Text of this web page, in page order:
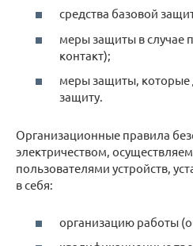
средства базовой
меры защиты в случае
контакт);
меры защиты,
защиту.
Организационные правила
электричеством,
пользователями устройств,
в себя:
организацию работы